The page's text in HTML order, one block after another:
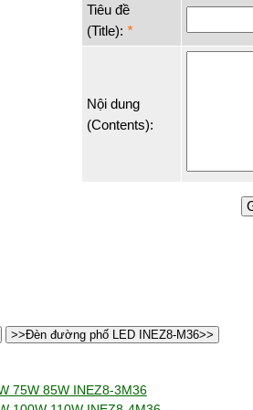
Tiêu đề
(Title): *
Nội dung
(Contents):
>>Đèn đường phố LED INEZ8-M36>>
75W 85W INEZ8-3M36